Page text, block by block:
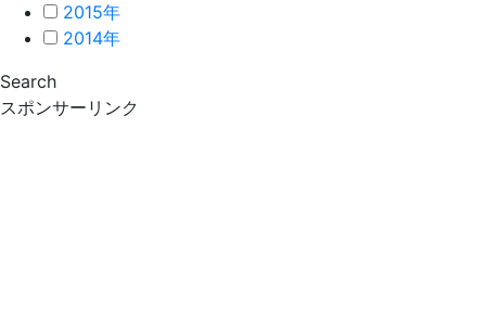
2015年
2014年
Search
スポンサーリンク